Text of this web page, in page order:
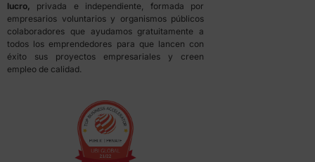
lucro, privada e independiente, formada por
empresarios voluntarios y organismos públicos
colaboradores que ayudamos gratuitamente a
todos los emprendedores para que lancen con
éxito sus proyectos empresariales y creen
empleo de calidad.